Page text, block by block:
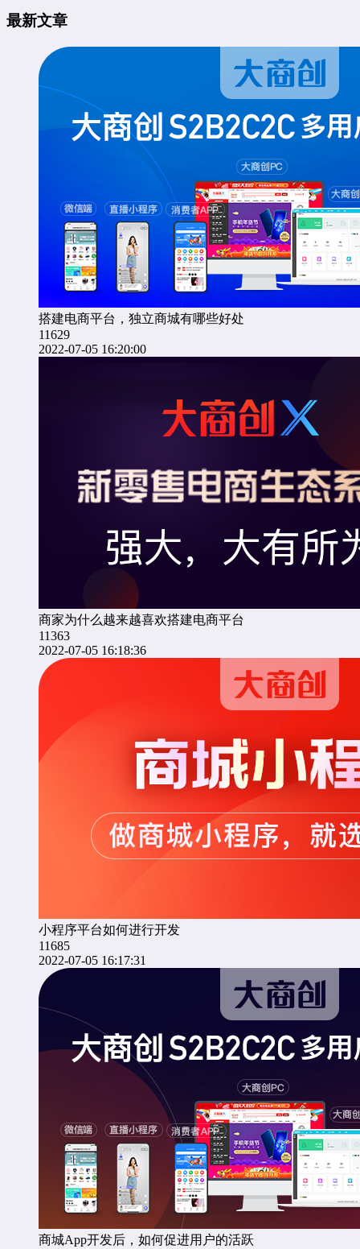
最新文章
搭建电商平台，独立商城有哪些好处
11629
2022-07-05 16:20:00
商家为什么越来越喜欢搭建电商平台
11363
2022-07-05 16:18:36
小程序平台如何进行开发
11685
2022-07-05 16:17:31
商城App开发后，如何促进用户的活跃